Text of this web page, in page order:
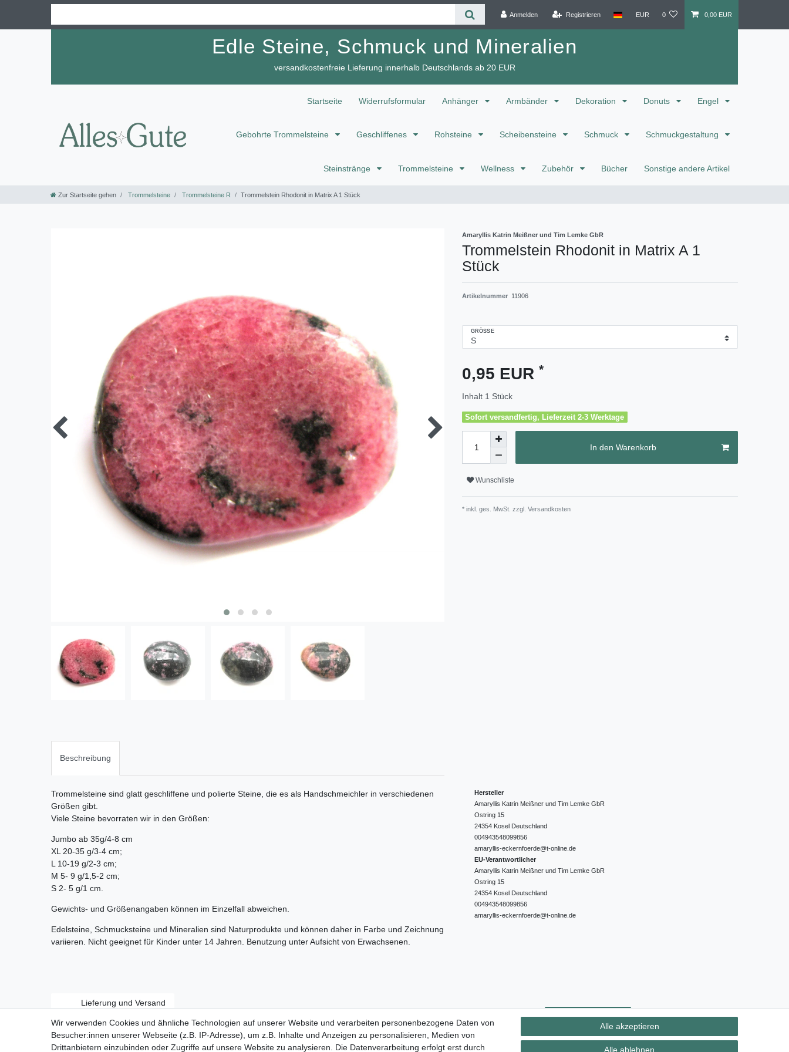
Anmelden Registrieren EUR 0 0,00 EUR
Edle Steine, Schmuck und Mineralien
versandkostenfreie Lieferung innerhalb Deutschlands ab 20 EUR
Startseite Widerrufsformular Anhänger Armbänder Dekoration Donuts Engel
Gebohrte Trommelsteine Geschliffenes Rohsteine Scheibensteine Schmuck Schmuckgestaltung
Steinstränge Trommelsteine Wellness Zubehör Bücher Sonstige andere Artikel
Zur Startseite gehen Trommelsteine Trommelsteine R Trommelstein Rhodonit in Matrix A 1 Stück
Amaryllis Katrin Meißner und Tim Lemke GbR
Trommelstein Rhodonit in Matrix A 1
Stück
Artikelnummer 11906
GRÖSSE
0,95 EUR *
Inhalt 1 Stück
Sofort versandfertig, Lieferzeit 2-3 Werktage
In den Warenkorb
Wunschliste
* inkl. ges. MwSt. zzgl. Versandkosten
Beschreibung
Trommelsteine sind glatt geschliffene und polierte Steine, die es als Handschmeichler in verschiedenen
Größen gibt.
Viele Steine bevorraten wir in den Größen:
Jumbo ab 35g/4-8 cm
XL 20-35 g/3-4 cm;
L 10-19 g/2-3 cm;
M 5- 9 g/1,5-2 cm;
S 2- 5 g/1 cm.
Gewichts- und Größenangaben können im Einzelfall abweichen.
Edelsteine, Schmucksteine und Mineralien sind Naturprodukte und können daher in Farbe und Zeichnung
variieren. Nicht geeignet für Kinder unter 14 Jahren. Benutzung unter Aufsicht von Erwachsenen.
Hersteller
Amaryllis Katrin Meißner und Tim Lemke GbR
Ostring 15
24354 Kosel Deutschland
004943548099856
amaryllis-eckernfoerde@t-online.de
EU-Verantwortlicher
Amaryllis Katrin Meißner und Tim Lemke GbR
Ostring 15
24354 Kosel Deutschland
004943548099856
amaryllis-eckernfoerde@t-online.de
Lieferung und Versand
Widerrufs­recht Vertrag widerrufen Kontakt
Wir verwenden Cookies und ähnliche Technologien auf unserer Website und verarbeiten personenbezogene Daten von
Besucher:innen unserer Webseite (z.B. IP-Adresse), um z.B. Inhalte und Anzeigen zu personalisieren, Medien von
Drittanbietern einzubinden oder Zugriffe auf unsere Website zu analysieren. Die Datenverarbeitung erfolgt erst durch
Alle akzeptieren
Alle ablehnen